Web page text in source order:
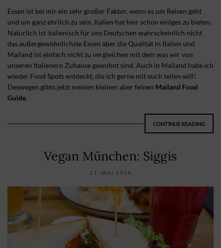
Essen ist bei mir ein sehr großer Faktor, wenn es um Reisen geht
und um ganz ehrlich zu sein, Italien hat hier schon einiges zu bieten.
Natürlich ist italienisch für uns Deutschen wahrscheinlich nicht
das außergewöhnlichste Essen aber die Qualität in Italien und
Mailand ist einfach nicht zu vergleichen mit dem was wir von
unseren Italienern Zuhause gewohnt sind. Auch in Mailand habe ich
wieder Food Spots entdeckt, die ich gerne mit euch teilen will!
Deswegen gibts jetzt meinen kleinen aber feinen Mailand Food
Guide.
CONTINUE READING
Vegan München: Siggis
21. MAI 2019